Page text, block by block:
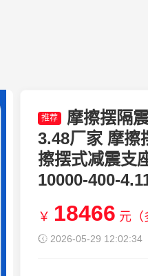
推荐
摩擦摆隔
3.48厂家 摩擦
擦摆式减震支
10000-400-
￥ 18466 元（
2026-05-29 12:02:34